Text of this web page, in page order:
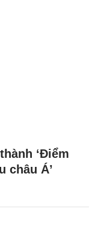
‘Điểm
châu Á’